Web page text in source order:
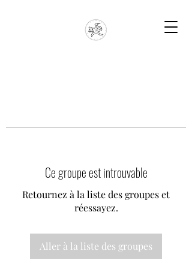
Ce groupe est introuvable
Retournez à la liste des groupes et
réessayez.
Aller à la liste des groupes